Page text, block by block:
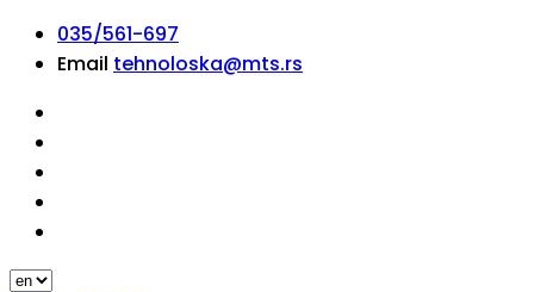
035/561-697
Email tehnoloska@mts.rs